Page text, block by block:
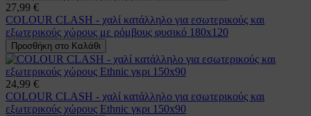
27,99 €
COLOUR CLASH - χαλί κατάλληλο για εσωτερικούς και
εξωτερικούς χώρους με ρόμβους φυσικό 180x120
Προσθήκη στο Καλάθι
24,99 €
COLOUR CLASH - χαλί κατάλληλο για εσωτερικούς και
εξωτερικούς χώρους Ethnic γκρι 150x90